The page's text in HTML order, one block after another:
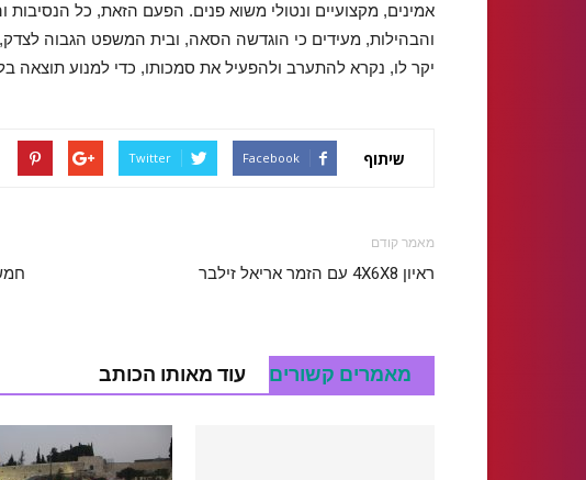
אמינים, מקצועיים ונטולי משוא פנים. הפעם הזאת, כל הנסיבות
והבהילות, מעידים כי הוגדשה הסאה, ובית המשפט הגבוה
יקר לו, נקרא להתערב ולהפעיל את סמכותו, כדי למנוע תוצאה
שיתוף Facebook
Twitter
מאמר קודם
ראיון 4X6X8 עם הזמר אריאל זילבר
מאמרים קשורים עוד מאותו הכותב